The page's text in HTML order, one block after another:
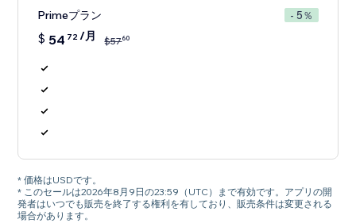
Primeプラン - 5％
$ 54 72/月 $5760
* 価格はUSDです。
* このセールは2026年8月9日の23:59（UTC）まで有効です。アプリの開
発者はいつでも販売を終了する権利を有しており、販売条件は変更される
場合があります。